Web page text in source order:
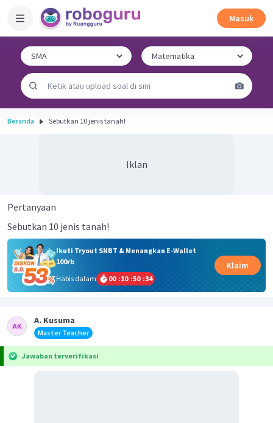
Masuk
Beranda Sebutkan 10 jenis tanah!
Iklan
Pertanyaan
Sebutkan 10 jenis tanah!
Ikuti Tryout SNBT & Menangkan E-Wallet
100rb
Habis dalam
00 :10 :50 :34
Klaim
A. Kusuma
Master Teacher
Jawaban terverifikasi